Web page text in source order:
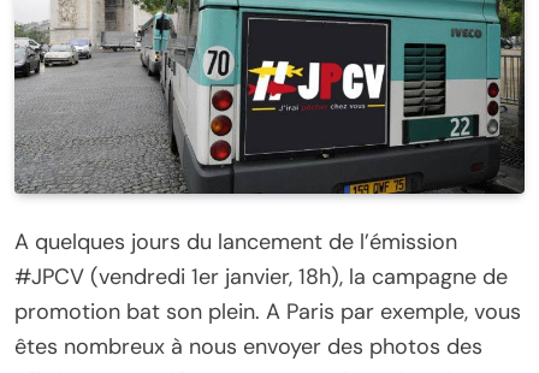
A quelques jours du lancement de l’émission
#JPCV (vendredi 1er janvier, 18h), la campagne de
promotion bat son plein. A Paris par exemple, vous
êtes nombreux à nous envoyer des photos des